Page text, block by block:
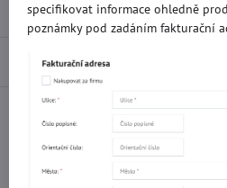
Recenze 0
Diskuse 0
Facebook TwitterBluesky
Potřebujete poradit s
specifikovat informace ohledně
poznámky pod zadáním fakturační